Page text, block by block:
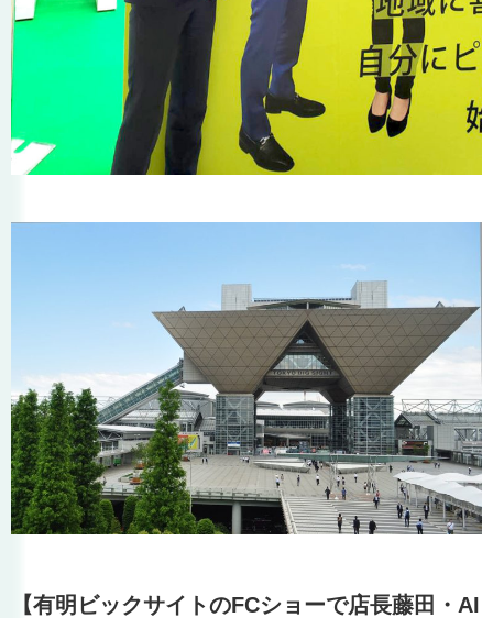
【有明ビックサイトのFCショーで店長藤田・AI